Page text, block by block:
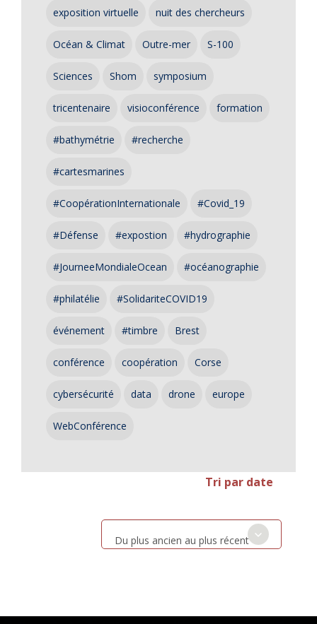
exposition virtuelle nuit des chercheurs
Océan & Climat Outre-mer S-100
Sciences Shom symposium
tricentenaire visioconférence formation
#bathymétrie #recherche
#cartesmarines
#CoopérationInternationale #Covid_19
#Défense #expostion #hydrographie
#JourneeMondialeOcean #océanographie
#philatélie #SolidariteCOVID19
événement #timbre Brest
conférence coopération Corse
cybersécurité data drone europe
WebConférence
Tri par date
Du plus ancien au plus récent